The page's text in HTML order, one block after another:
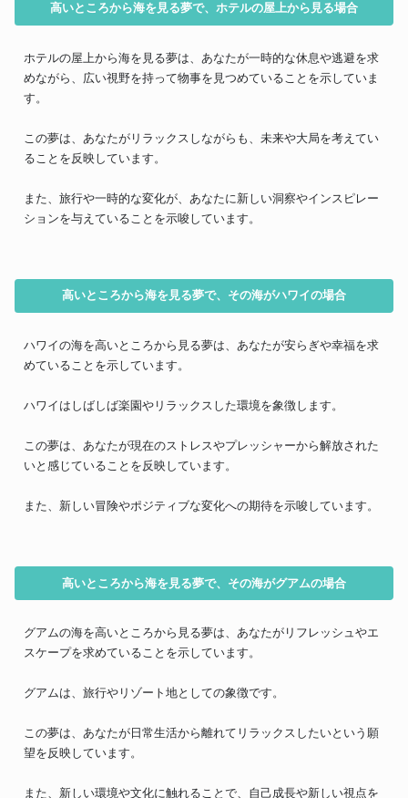
高いところから海を見る夢で、ホテルの屋上から見る場合
ホテルの屋上から海を見る夢は、あなたが一時的な休息や逃避を求
めながら、広い視野を持って物事を見つめていることを示していま
す。
この夢は、あなたがリラックスしながらも、未来や大局を考えてい
ることを反映しています。
また、旅行や一時的な変化が、あなたに新しい洞察やインスピレー
ションを与えていることを示唆しています。
高いところから海を見る夢で、その海がハワイの場合
ハワイの海を高いところから見る夢は、あなたが安らぎや幸福を求
めていることを示しています。
ハワイはしばしば楽園やリラックスした環境を象徴します。
この夢は、あなたが現在のストレスやプレッシャーから解放された
いと感じていることを反映しています。
また、新しい冒険やポジティブな変化への期待を示唆しています。
高いところから海を見る夢で、その海がグアムの場合
グアムの海を高いところから見る夢は、あなたがリフレッシュやエ
スケープを求めていることを示しています。
グアムは、旅行やリゾート地としての象徴です。
この夢は、あなたが日常生活から離れてリラックスしたいという願
望を反映しています。
また、新しい環境や文化に触れることで、自己成長や新しい視点を